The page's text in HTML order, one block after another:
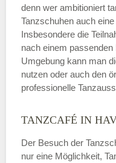
denn wer ambitioniert
Tanzschuhen auch
Insbesondere die
nach einem
Umgebung kann man
nutzen oder auch den
professionelle
TANZCAFÉ IN
Der Besuch der
nur eine Möglichkeit,